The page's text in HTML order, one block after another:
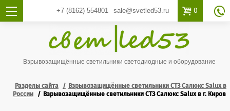
+7 (8162)554801 sale@svetled53.ru  0 
Взрывозащищённые светильники светодиодные и оборудование
Разделы сайта
Взрывозащищённые светильники СТЗ Салюкс Salux в
России
Взрывозащищённые светильники СТЗ Салюкс Salux в г. Киров